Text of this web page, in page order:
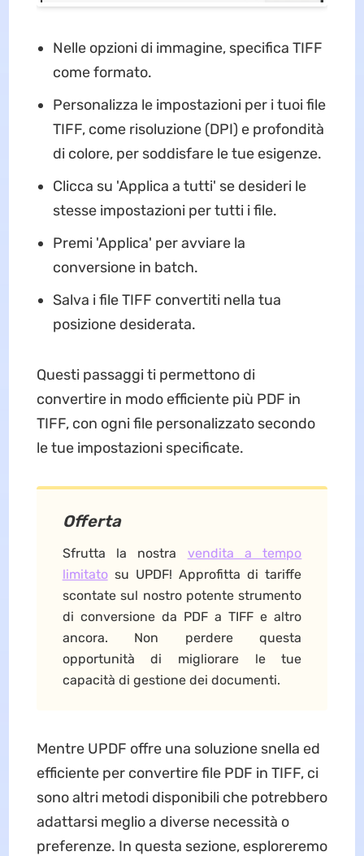
Nelle opzioni di immagine, specifica TIFF
come formato.
Personalizza le impostazioni per i tuoi file
TIFF, come risoluzione (DPI) e profondità
di colore, per soddisfare le tue esigenze.
Clicca su 'Applica a tutti' se desideri le
stesse impostazioni per tutti i file.
Premi 'Applica' per avviare la
conversione in batch.
Salva i file TIFF convertiti nella tua
posizione desiderata.
Questi passaggi ti permettono di
convertire in modo efficiente più PDF in
TIFF, con ogni file personalizzato secondo
le tue impostazioni specificate.
Offerta
Sfrutta la nostra vendita a tempo
limitatosu UPDF! Approfitta di tariffe
scontate sul nostro potente strumento
di conversione da PDF a TIFF e altro
ancora. Non perdere questa
opportunità di migliorare le tue
capacità di gestione dei documenti.
Mentre UPDF offre una soluzione snella ed
efficiente per convertire file PDF in TIFF, ci
sono altri metodi disponibili che potrebbero
adattarsi meglio a diverse necessità o
preferenze. In questa sezione, esploreremo